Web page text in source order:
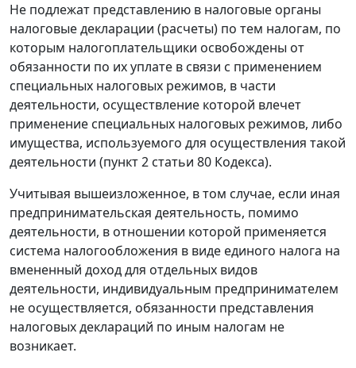
Не подлежат представлению в налоговые органы
налоговые декларации (расчеты) по тем налогам, по
которым налогоплательщики освобождены от
обязанности по их уплате в связи с применением
специальных налоговых режимов, в части
деятельности, осуществление которой влечет
применение специальных налоговых режимов, либо
имущества, используемого для осуществления такой
деятельности (пункт 2 статьи 80 Кодекса).
Учитывая вышеизложенное, в том случае, если иная
предпринимательская деятельность, помимо
деятельности, в отношении которой применяется
система налогообложения в виде единого налога на
вмененный доход для отдельных видов
деятельности, индивидуальным предпринимателем
не осуществляется, обязанности представления
налоговых деклараций по иным налогам не
возникает.